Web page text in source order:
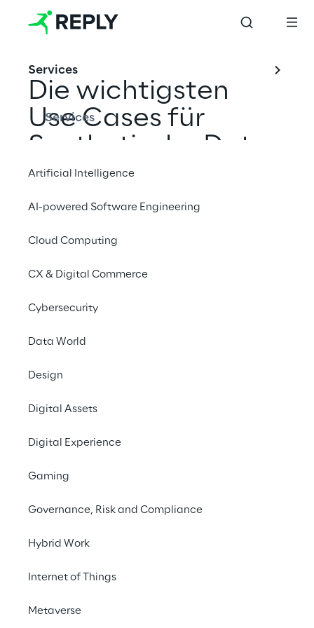
Services
Services
Artificial Intelligence
AI-powered Software Engineering
Cloud Computing
CX & Digital Commerce
Cybersecurity
Data World
Design
Digital Assets
Digital Experience
Gaming
Governance, Risk and Compliance
Hybrid Work
Internet of Things
Metaverse
Die wichtigsten
Use Cases für
Synthetische Daten
synthetischen Daten zur Unterstützung
Branchen und Unternehmensbereichen.
Report herunterladen
Herausforderungen im
Datenbereich mit
überwinden
Daten, um Entscheidungen zu treffen und KI-
umfassender und repräsentativer